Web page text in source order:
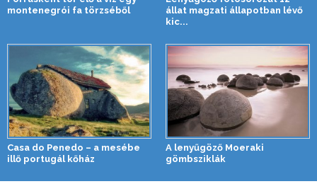
montenegrói fa törzséből
állat magzati állapotban lévő
kic...
Casa do Penedo – a mesébe
illő portugál kőház
A lenyűgöző Moeraki
gömbsziklák